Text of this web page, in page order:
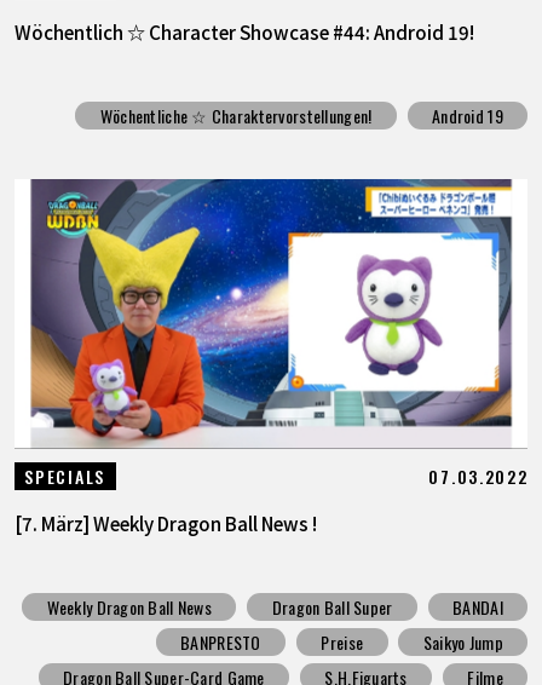
Wöchentlich ☆ Character Showcase #44: Android 19!
Wöchentliche ☆ Charaktervorstellungen! Android 19
SPECIALS 07.03.2022
[7. März] Weekly Dragon Ball News !
Weekly Dragon Ball News Dragon Ball Super
BANDAI
BANPRESTO
Preise
Saikyo Jump
Dragon Ball Super-Card Game
S.H.Figuarts Filme